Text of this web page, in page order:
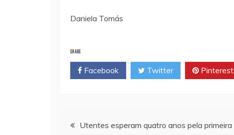
Daniela Tomás
SHARE
Facebook Twitter Pinterest
Navegação
Utentes esperam quatro anos pela primeira